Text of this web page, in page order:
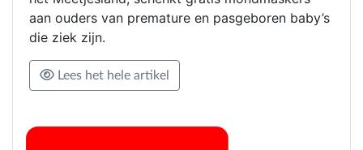
aan ouders van premature en pasgeboren baby’s
die ziek zijn.
Lees het hele artikel